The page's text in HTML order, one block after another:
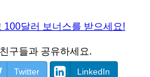
100달러 보너스를 받으세요!
구들과 공유하세요.
Twitter LinkedIn